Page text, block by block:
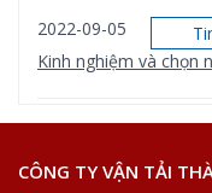
2022-09-05
Kinh nghiệm và chọn
[Bảng giá] Xe tải
CÔNG TY VẬN TẢI